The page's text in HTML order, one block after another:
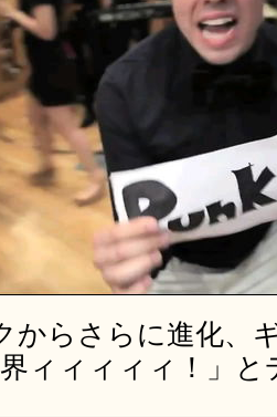
からさらに進化、
ィィィィィ！」